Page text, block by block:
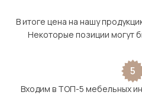
В итоге цена на нашу
Некоторые позиции могут
5
Входим в ТОП-5 мебельных